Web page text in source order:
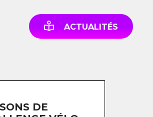
DE
ACTUALITÉS